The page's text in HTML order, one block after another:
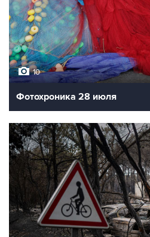
10
Фотохроника 28 июля